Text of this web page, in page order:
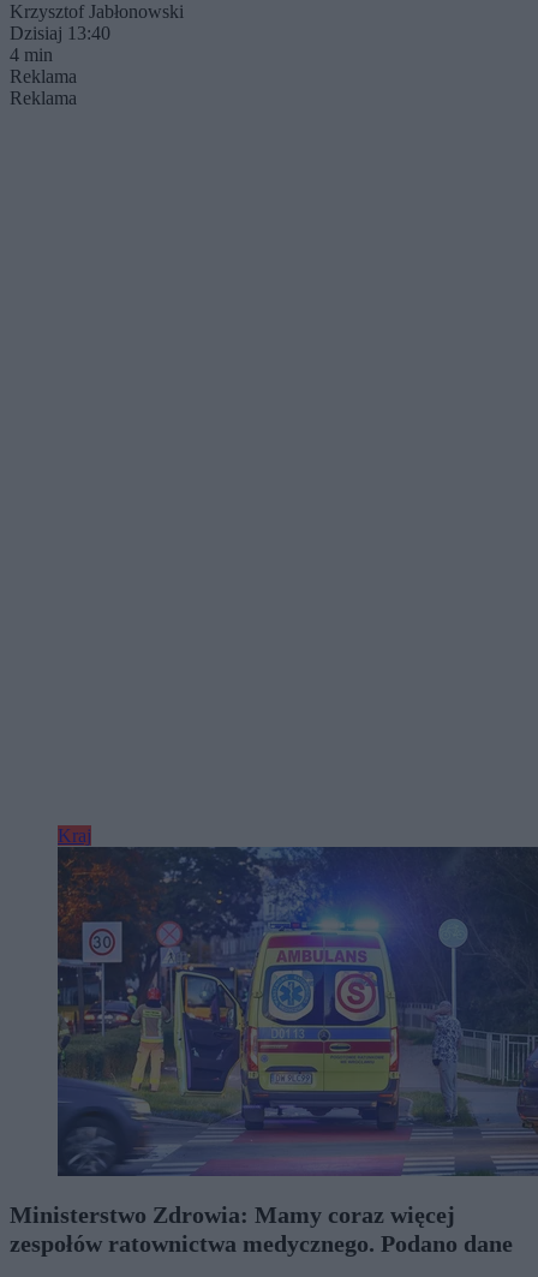
Krzysztof Jabłonowski
Dzisiaj 13:40
4 min
Reklama
Reklama
Kraj
Ministerstwo Zdrowia: Mamy coraz więcej
zespołów ratownictwa medycznego. Podano dane